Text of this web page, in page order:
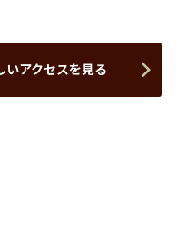
いアクセスを見る